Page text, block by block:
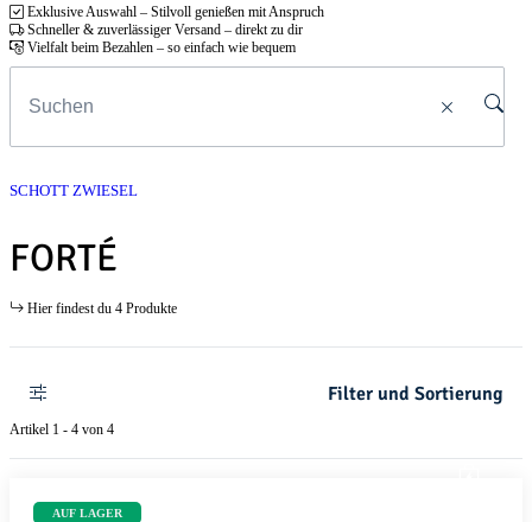
Exklusive Auswahl – Stilvoll genießen mit Anspruch
Schneller & zuverlässiger Versand – direkt zu dir
Vielfalt beim Bezahlen – so einfach wie bequem
SCHOTT ZWIESEL
FORTÉ
Hier findest du 4 Produkte
Filter und Sortierung
Artikel 1 - 4 von 4
AUF LAGER